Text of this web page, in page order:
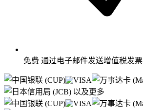
免费 通过电子邮件发送增值税发票
以及更多